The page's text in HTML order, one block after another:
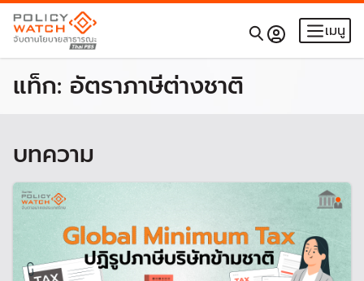
เมนู
แท็ก: อัตราภาษีต่างชาติ
บทความ